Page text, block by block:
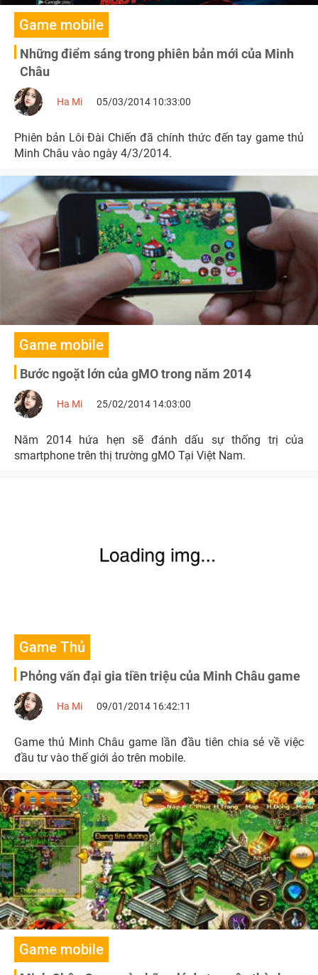
Game mobile
Những điểm sáng trong phiên bản mới của Minh
Châu
Ha Mi 05/03/2014 10:33:00
Phiên bản Lôi Đài Chiến đã chính thức đến tay game thủ
Minh Châu vào ngày 4/3/2014.
Game mobile
Bước ngoặt lớn của gMO trong năm 2014
Ha Mi 25/02/2014 14:03:00
Năm 2014 hứa hẹn sẽ đánh dấu sự thống trị của
smartphone trên thị trường gMO Tại Việt Nam.
Game Thủ
Phỏng vấn đại gia tiền triệu của Minh Châu game
Ha Mi 09/01/2014 16:42:11
Game thủ Minh Châu game lần đầu tiên chia sẻ về việc
đầu tư vào thế giới ảo trên mobile.
Game mobile